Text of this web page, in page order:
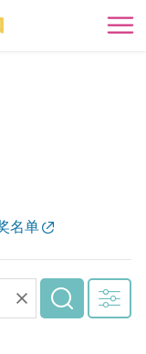
开
名单